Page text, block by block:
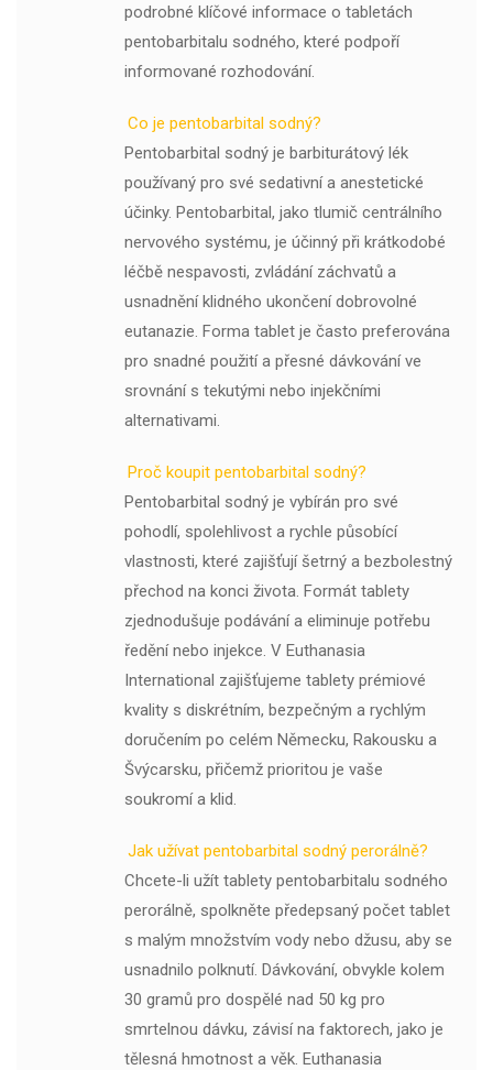
podrobné klíčové informace o tabletách
pentobarbitalu sodného, ​​které podpoří
informované rozhodování.
Co je pentobarbital sodný?
Pentobarbital sodný je barbiturátový lék
používaný pro své sedativní a anestetické
účinky. Pentobarbital, jako tlumič centrálního
nervového systému, je účinný při krátkodobé
léčbě nespavosti, zvládání záchvatů a
usnadnění klidného ukončení dobrovolné
eutanazie. Forma tablet je často preferována
pro snadné použití a přesné dávkování ve
srovnání s tekutými nebo injekčními
alternativami.
Proč koupit pentobarbital sodný?
Pentobarbital sodný je vybírán pro své
pohodlí, spolehlivost a rychle působící
vlastnosti, které zajišťují šetrný a bezbolestný
přechod na konci života. Formát tablety
zjednodušuje podávání a eliminuje potřebu
ředění nebo injekce. V Euthanasia
International zajišťujeme tablety prémiové
kvality s diskrétním, bezpečným a rychlým
doručením po celém Německu, Rakousku a
Švýcarsku, přičemž prioritou je vaše
soukromí a klid.
Jak užívat pentobarbital sodný perorálně?
Chcete-li užít tablety pentobarbitalu sodného
perorálně, spolkněte předepsaný počet tablet
s malým množstvím vody nebo džusu, aby se
usnadnilo polknutí. Dávkování, obvykle kolem
30 gramů pro dospělé nad 50 kg pro
smrtelnou dávku, závisí na faktorech, jako je
tělesná hmotnost a věk. Euthanasia